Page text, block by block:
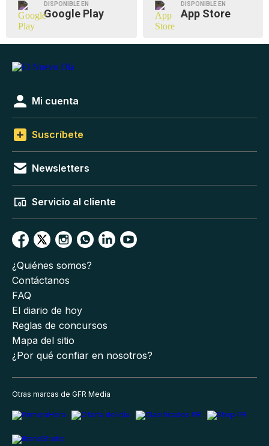
DISPONIBLE EN
Google Play
DISPONIBLE EN
App Store
Mi cuenta
Suscríbete
Newsletters
Servicio al cliente
¿Quiénes somos?
Contáctanos
FAQ
El diario de hoy
Reglas de concursos
Mapa del sitio
¿Por qué confiar en nosotros?
Otras marcas de GFR Media